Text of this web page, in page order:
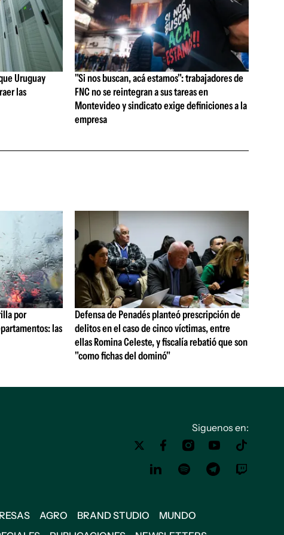
Uruguay
las
"Si nos buscan, acá estamos": trabajadores de
FNC no se reintegran a sus tareas en
Montevideo y sindicato exige definiciones a la
empresa
por
las
Defensa de Penadés planteó prescripción de
delitos en el caso de cinco víctimas, entre
ellas Romina Celeste, y fiscalía rebatió que son
"como fichas del dominó"
Siguenos en:
AGRO BRAND STUDIO
MUNDO